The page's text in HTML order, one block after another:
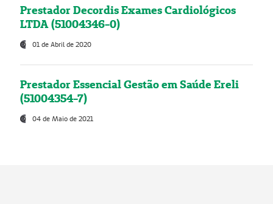
Prestador Decordis Exames Cardiológicos
LTDA (51004346-0)
01 de Abril de 2020
Prestador Essencial Gestão em Saúde Ereli
(51004354-7)
04 de Maio de 2021